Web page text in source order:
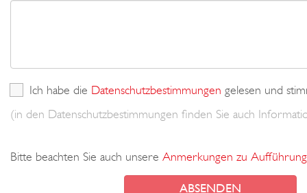
Ich habe die Datenschutzbestimmungen gelesen und
(in den Datenschutzbestimmungen finden Sie auch
Bitte beachten Sie auch unsere Anmerkungen zu